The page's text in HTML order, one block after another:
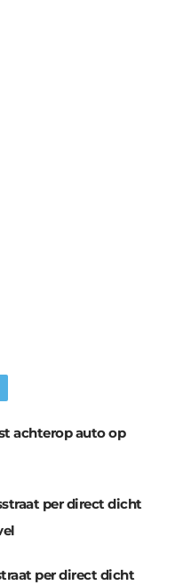
achterop auto op
per direct dicht
per direct dicht